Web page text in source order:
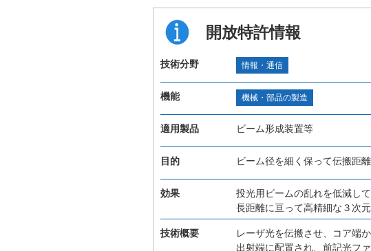
開放特許情報
技術分野 情報・通信
機能 機械・部品の製造
適用製品 ビーム形成装置等
目的 ビーム径を細く保って伝搬距離
効果
投光用ビームの乱れを低減し
長距離に亘って高精細な３次
技術概要
レーザ光を伝搬させ、コア端
出射端に配置され、前記光フ